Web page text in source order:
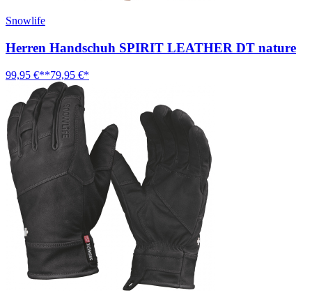
Snowlife
Herren Handschuh SPIRIT LEATHER DT nature
99,95 €**79,95 €*